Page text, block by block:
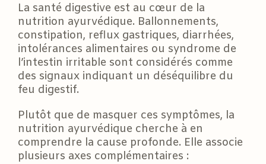
La santé digestive est au cœur de la
nutrition ayurvédique. Ballonnements,
constipation, reflux gastriques, diarrhées,
intolérances alimentaires ou syndrome de
l’intestin irritable sont considérés comme
des signaux indiquant un déséquilibre du
feu digestif.
Plutôt que de masquer ces symptômes, la
nutrition ayurvédique cherche à en
comprendre la cause profonde. Elle associe
plusieurs axes complémentaires :